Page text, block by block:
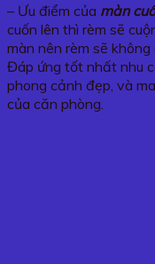
– Ưu điểm của màn
cuốn lên thì rèm sẽ
màn nên rèm sẽ không
Đáp ứng tốt nhất nhu
phong cảnh đẹp, và
của căn phòng.